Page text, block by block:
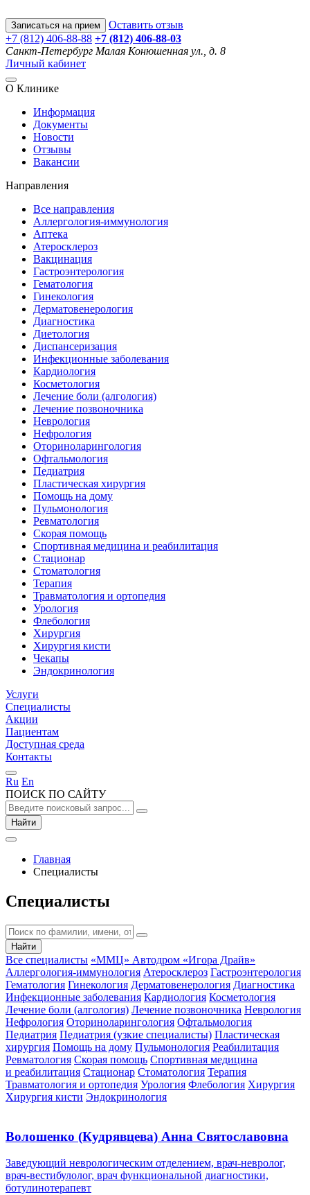
Записаться на прием
Оставить отзыв
+7 (812) 406-88-88 +7 (812) 406-88-03
Санкт-Петербург Малая Конюшенная ул., д. 8
Личный кабинет
О Клинике
Информация
Документы
Новости
Отзывы
Вакансии
Направления
Все направления
Аллергология-иммунология
Аптека
Атеросклероз
Вакцинация
Гастроэнтерология
Гематология
Гинекология
Дерматовенерология
Диагностика
Диетология
Диспансеризация
Инфекционные заболевания
Кардиология
Косметология
Лечение боли (алгология)
Лечение позвоночника
Неврология
Нефрология
Оториноларингология
Офтальмология
Педиатрия
Пластическая хирургия
Помощь на дому
Пульмонология
Ревматология
Скорая помощь
Спортивная медицина и реабилитация
Стационар
Стоматология
Терапия
Травматология и ортопедия
Урология
Флебология
Хирургия
Хирургия кисти
Чекапы
Эндокринология
Услуги
Специалисты
Акции
Пациентам
Доступная среда
Контакты
Ru En
ПОИСК ПО САЙТУ
Найти
Главная
Специалисты
Специалисты
Найти
Все специалисты «ММЦ» Автодром «Игора Драйв»
Аллергология-иммунология Атеросклероз Гастроэнтерология
Гематология Гинекология Дерматовенерология Диагностика
Инфекционные заболевания Кардиология Косметология
Лечение боли (алгология) Лечение позвоночника Неврология
Нефрология Оториноларингология Офтальмология
Педиатрия Педиатрия (узкие специалисты) Пластическая
хирургия Помощь на дому Пульмонология Реабилитация
Ревматология Скорая помощь Спортивная медицина
и реабилитация Стационар Стоматология Терапия
Травматология и ортопедия Урология Флебология Хирургия
Хирургия кисти Эндокринология
Волошенко (Кудрявцева) Анна Святославовна
Заведующий неврологическим отделением, врач-невролог,
врач-вестибулолог, врач функциональной диагностики,
ботулинотерапевт